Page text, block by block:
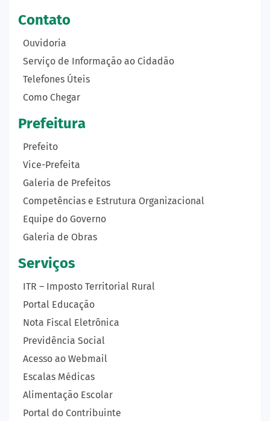
Contato
Ouvidoria
Serviço de Informação ao Cidadão
Telefones Úteis
Como Chegar
Prefeitura
Prefeito
Vice-Prefeita
Galeria de Prefeitos
Competências e Estrutura Organizacional
Equipe do Governo
Galeria de Obras
Serviços
ITR – Imposto Territorial Rural
Portal Educação
Nota Fiscal Eletrônica
Previdência Social
Acesso ao Webmail
Escalas Médicas
Alimentação Escolar
Portal do Contribuinte